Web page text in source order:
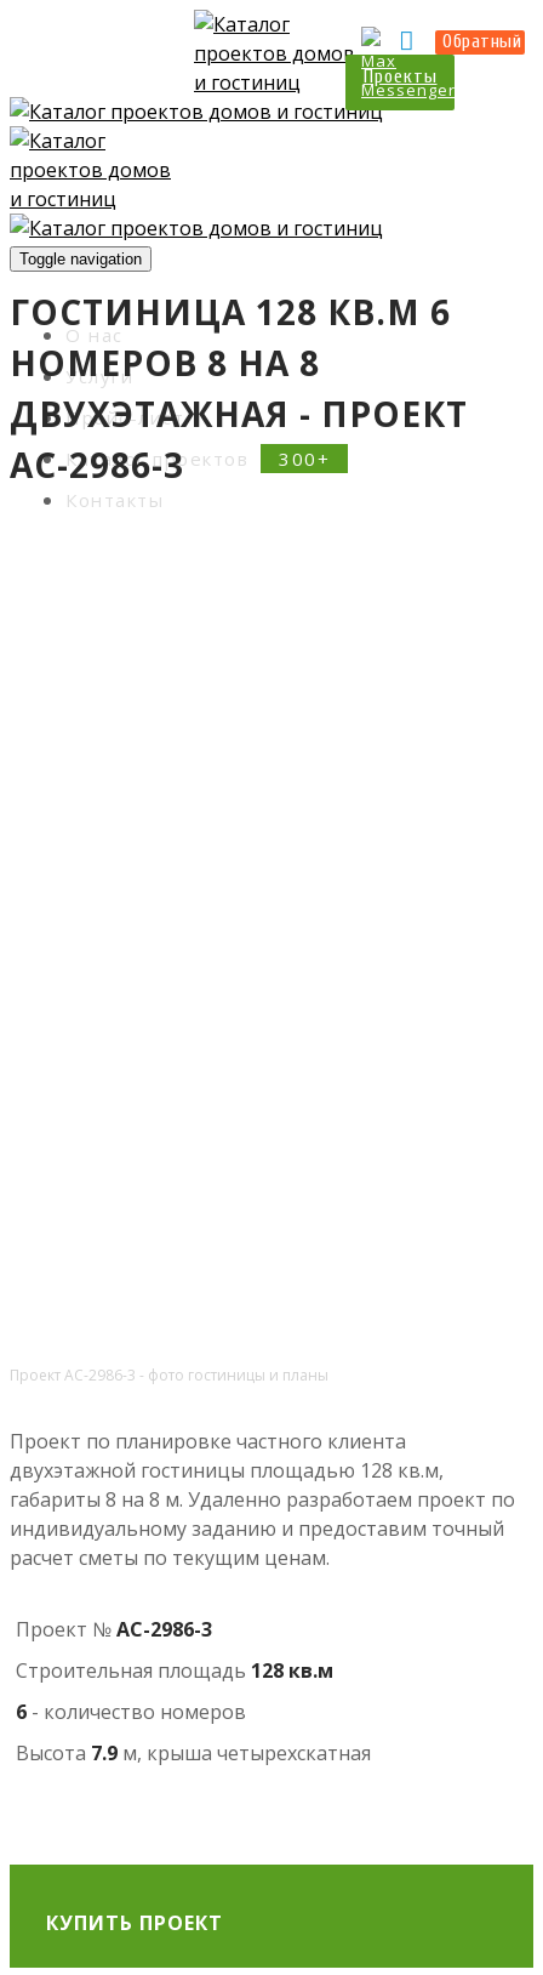
Проекты
Обратный
Toggle navigation
О нас
Услуги
Прайс-лист
Каталог проектов
Контакты
ГОСТИНИЦА 128 КВ.М 6
НОМЕРОВ 8 НА 8
ДВУХЭТАЖНАЯ - ПРОЕКТ
АС-2986-3
Проект АС-2986-3 - фото гостиницы и планы
Проект по планировке частного клиента
двухэтажной гостиницы площадью 128 кв.м,
габариты 8 на 8 м. Удаленно разработаем проект по
индивидуальному заданию и предоставим точный
расчет сметы по текущим ценам.
Проект №АС-2986-3
Строительная площадь 128 кв.м
6 - количество номеров
Высота 7.9 м, крыша четырехскатная
КУПИТЬ ПРОЕКТ